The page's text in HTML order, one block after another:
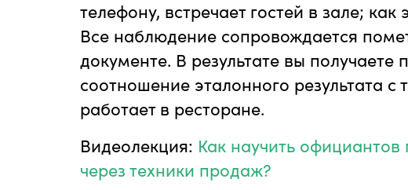
телефону, встречает гостей в зале;
Все наблюдение сопровождается
документе. В результате вы получаете
соотношение эталонного результата с
работает в ресторане.
Видеолекция: Как научить
через техники продаж?